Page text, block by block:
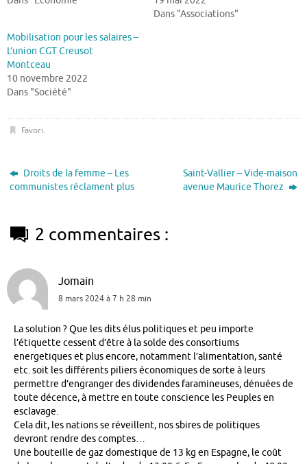
Dans "Associations"
Mobilisation pour les salaires –
L’union CGT Creusot
Montceau
10 novembre 2022
Dans "Société"
Favori.
Droits de la femme – Les
communistes réclament plus
Saint-Vallier – Vide-maison
avenue Maurice Thorez
2 commentaires :
Jomain
8 mars 2024 à 7 h 28 min
La solution ? Que les dits élus politiques et peu importe
l’étiquette cessent d’être à la solde des consortiums
energetiques et plus encore, notamment l’alimentation, santé
etc. soit les différents piliers économiques de sorte à leurs
permettre d’engranger des dividendes faramineuses, dénuées de
toute décence, à mettre en toute conscience les Peuples en
esclavage.
Cela dit, les nations se réveillent, nos sbires de politiques
devront rendre des comptes…
Une bouteille de gaz domestique de 13 kg en Espagne, le coût